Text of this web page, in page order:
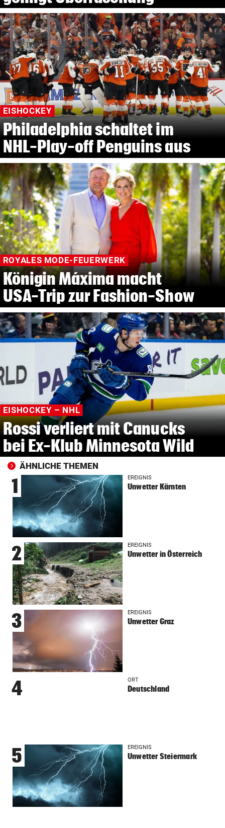
EISHOCKEY
Philadelphia schaltet im
NHL-Play-off Penguins aus
ROYALES MODE-FEUERWERK
Königin Máxima macht
USA-Trip zur Fashion-Show
EISHOCKEY – NHL
Rossi verliert mit Canucks
bei Ex-Klub Minnesota Wild
ÄHNLICHE THEMEN
1 EREIGNIS
Unwetter Kärnten
2 EREIGNIS
Unwetter in Österreich
3 EREIGNIS
Unwetter Graz
4 ORT
Deutschland
5 EREIGNIS
Unwetter Steiermark